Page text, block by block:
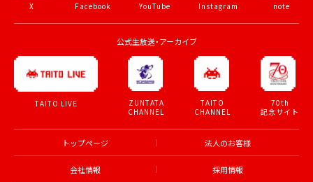
X Facebook YouTube Instagram note
公式生放送・アーカイブ
TAITO LIVE
ZUNTATA
CHANNEL
TAITO
CHANNEL
70th
記念サイト
トップページ 法人のお客様
会社情報 採用情報